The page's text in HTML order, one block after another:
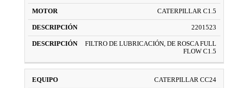
CATERPILLAR C1.5
2201523
FILTRO DE LUBRICACIÓN, DE ROSCA FULL
FLOW C1.5
CATERPILLAR CC24